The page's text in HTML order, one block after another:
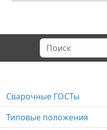
Сварочные ГОСТы
Типовые положения